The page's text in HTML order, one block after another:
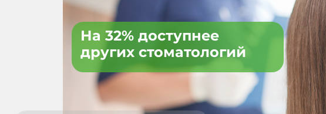
На 32% доступнее
других стоматологий